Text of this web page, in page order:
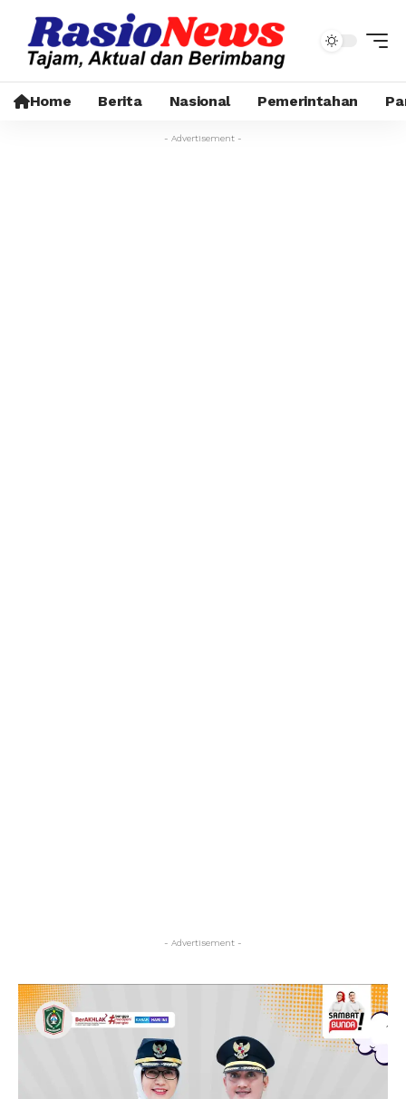
Home Berita Nasional Pemerintahan
- Advertisement -
- Advertisement -